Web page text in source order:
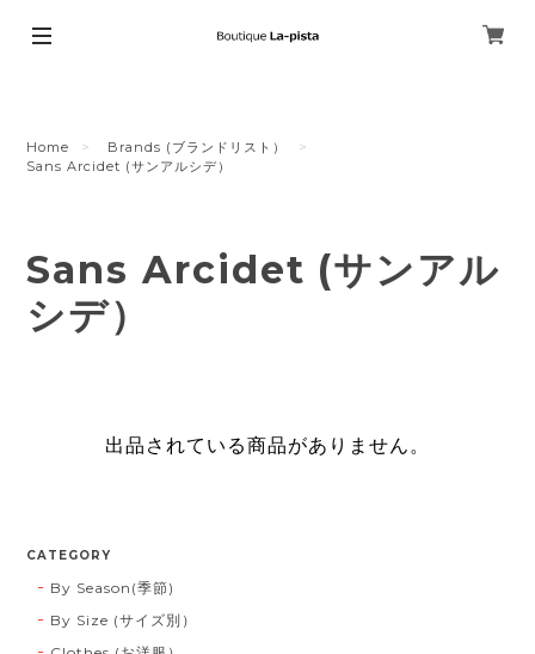
Home
Brands (ブランドリスト）
Sans Arcidet (サンアルシデ）
Sans Arcidet (サンアル
シデ）
出品されている商品がありません。
CATEGORY
By Season(季節)
By Size (サイズ別）